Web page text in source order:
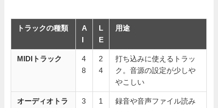
トラックの種類
A
I
L
E
用途
MIDIトラック
4
8
2
4
打ち込みに使えるトラッ
ク。音源の設定が少しや
やこしい
オーディオトラ
3
1
録音や音声ファイル読み